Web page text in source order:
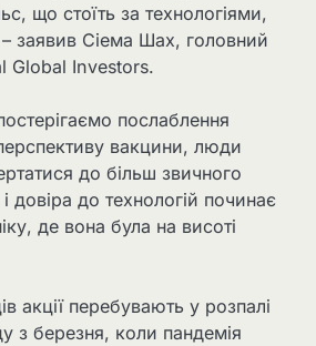
що стоїть за технологіями,
– заявив Сіема Шах, головний
Global Investors.
послаблення
вакцини, люди
до більш звичного
довіра до технологій починає
де вона була на висоті
акції перебувають у розпалі
з березня, коли пандемія